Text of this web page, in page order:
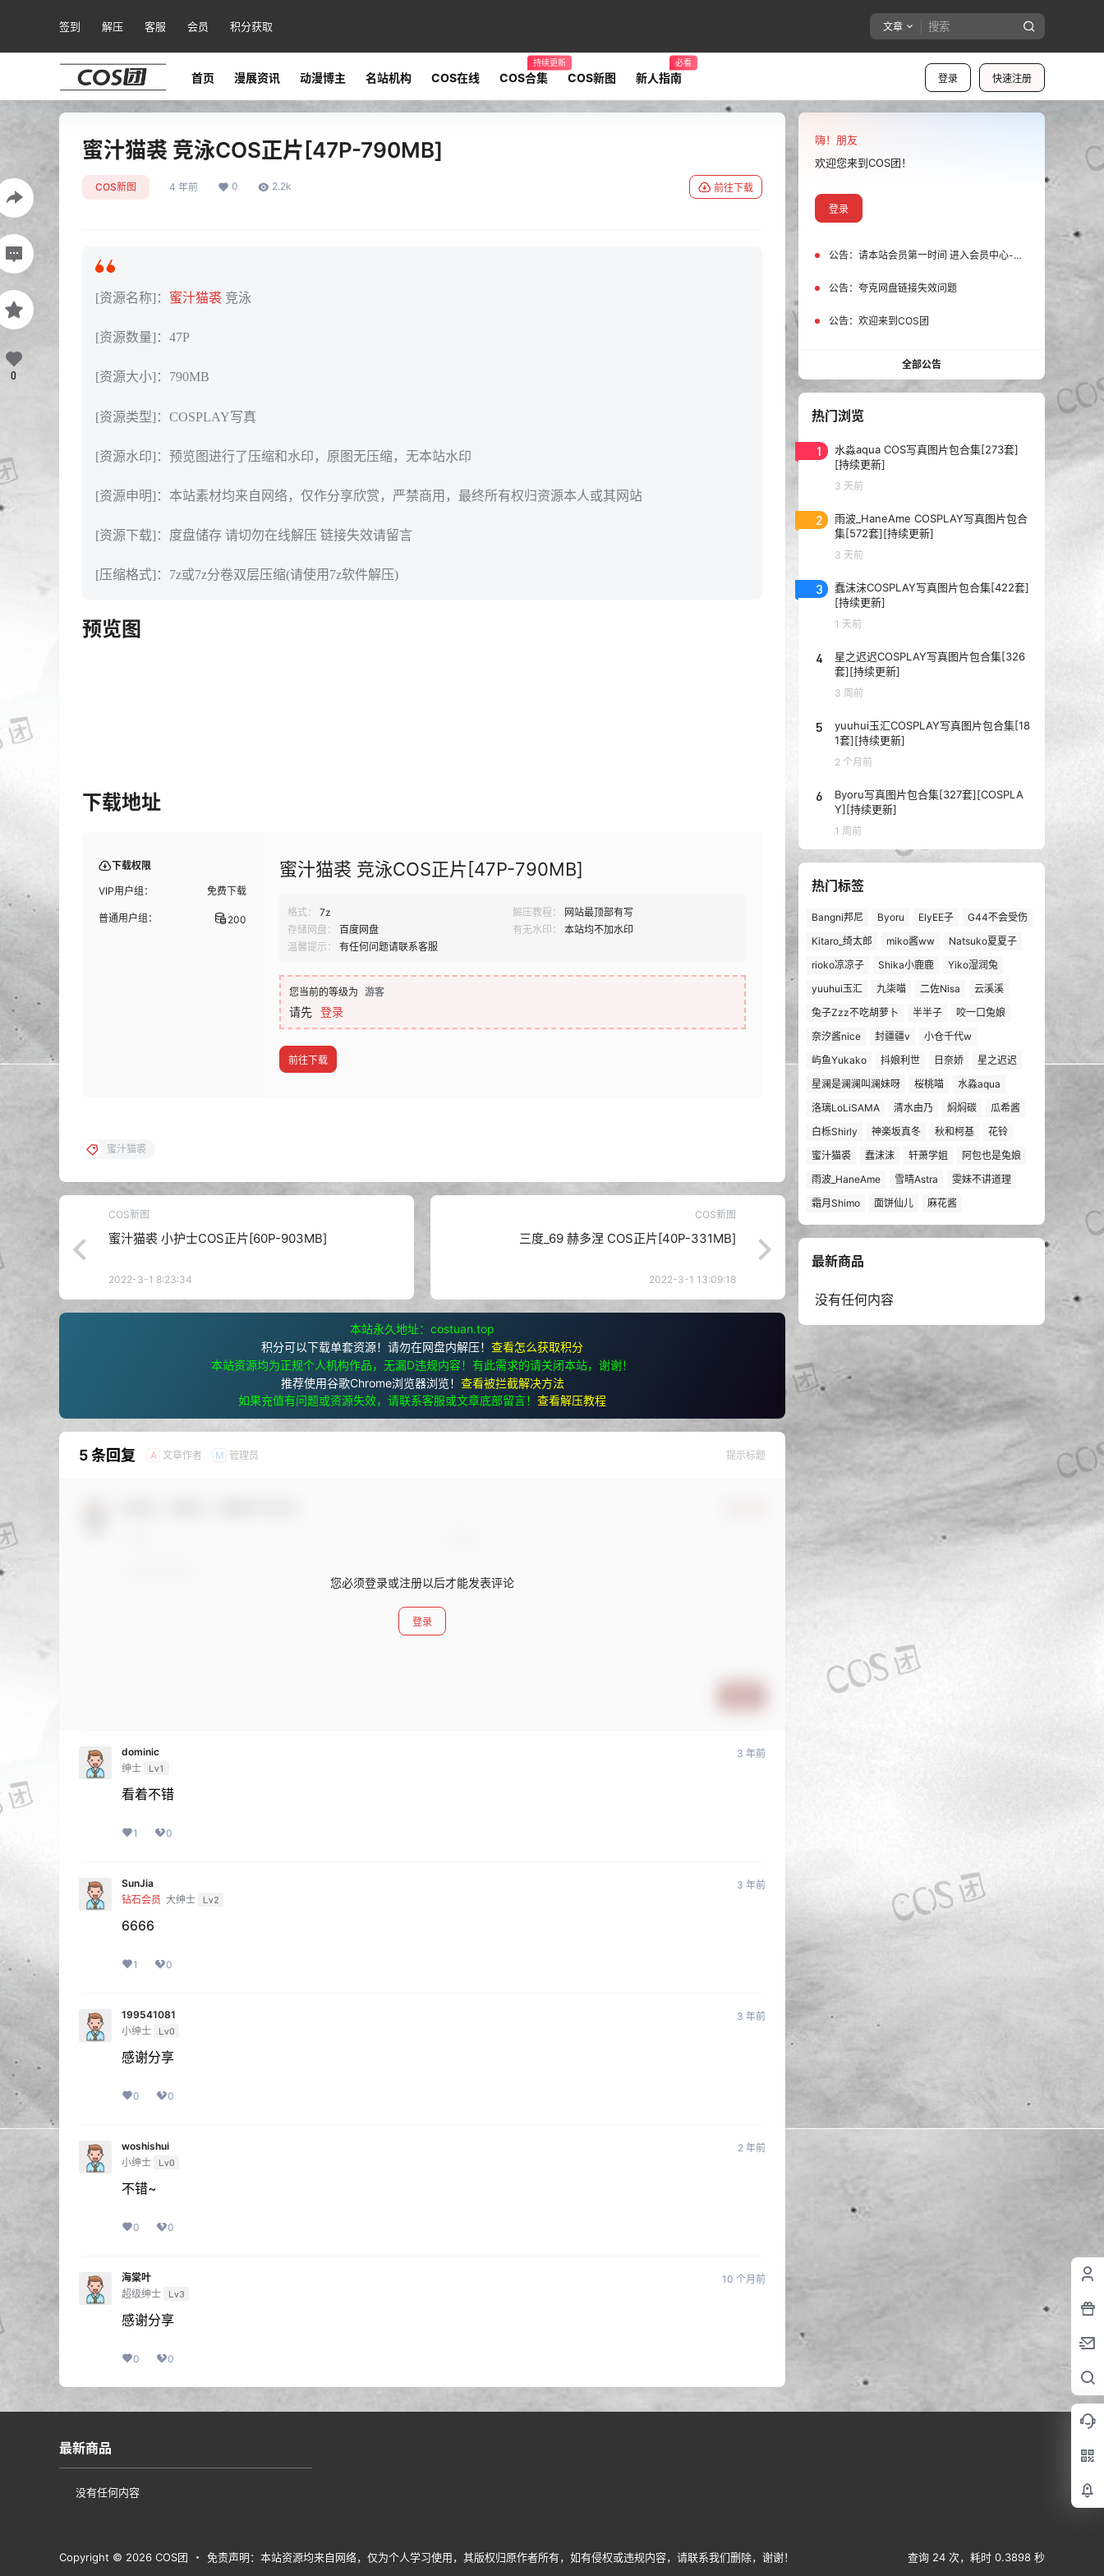
签到 解压 客服 会员 积分获取 文章
登录 快速注册
首页 漫展资讯 动漫博主 名站机构 COS在线 COS合集
持续更新
COS新图 新人指南
必看
蜜汁猫裘 竞泳COS正片[47P-790MB]
COS新图 4 年前 0 2.2k 前往下载
[资源名称]： 蜜汁猫裘 竞泳
[资源数量]：47P
[资源大小]：790MB
[资源类型]：COSPLAY写真
[资源水印]：预览图进行了压缩和水印，原图无压缩，无本站水印
[资源申明]：本站素材均来自网络，仅作分享欣赏，严禁商用，最终所有权归资源本人或其网站
[资源下载]：度盘储存 请切勿在线解压 链接失效请留言
[压缩格式]：7z或7z分卷双层压缩(请使用7z软件解压)
预览图
下载地址
下载权限
VIP用户组： 免费下载
普通用户组： 200
蜜汁猫裘 竞泳COS正片[47P-790MB]
格式： 7z 解压教程：
网站最顶部有写
存储网盘：
百度网盘 有无水印：
本站均不加水印
温馨提示：
有任何问题请联系客服
您当前的等级为 游客
请先 登录
前往下载
0
蜜汁猫裘
COS新图
蜜汁猫裘 小护士COS正片[60P-903MB]
2022-3-1 8:23:34
COS新图
三度_69 赫多涅 COS正片[40P-331MB]
2022-3-1 13:09:18
本站永久地址：costuan.top
积分可以下载单套资源！请勿在网盘内解压！ 查看怎么获取积分
本站资源均为正规个人机构作品，无漏D违规内容！有此需求的请关闭本站，谢谢！
推荐使用谷歌Chrome浏览器浏览！ 查看被拦截解决方法
如果充值有问题或资源失效，请联系客服或文章底部留言！ 查看解压教程
5 条回复 A 文章作者 M 管理员 提示标题
您必须登录或注册以后才能发表评论
登录
dominic
绅士 Lv1
3 年前
看着不错
1 0
SunJia
钻石会员 大绅士 Lv2
3 年前
6666
1 0
199541081
小绅士 Lv0
3 年前
感谢分享
0 0
woshishui
小绅士 Lv0
2 年前
不错~
0 0
海棠叶
超级绅士 Lv3
10 个月前
感谢分享
0 0
嗨！朋友
欢迎您来到COS团！
登录
公告： 请本站会员第一时间 进入会员中心-我的设置中为您的账号绑定邮箱!
公告： 夸克网盘链接失效问题
公告： 欢迎来到COS团
全部公告
热门浏览
1
水淼aqua COS写真图片包合集[273套]
[持续更新]
3 天前
2
雨波_HaneAme COSPLAY写真图片包合
集[572套][持续更新]
3 天前
3
蠢沫沫COSPLAY写真图片包合集[422套]
[持续更新]
1 天前
4
星之迟迟COSPLAY写真图片包合集[326
套][持续更新]
3 周前
5
yuuhui玉汇COSPLAY写真图片包合集[18
1套][持续更新]
2 个月前
6
Byoru写真图片包合集[327套][COSPLA
Y][持续更新]
1 周前
热门标签
Bangni邦尼 Byoru ElyEE子
G44不会受伤
Kitaro_绮太郎
miko酱ww
Natsuko夏夏子
rioko凉凉子
Shika小鹿鹿
Yiko湿润兔
yuuhui玉汇
九柒喵 二佐Nisa
云溪溪
兔子Zzz不吃胡萝卜
半半子
咬一口兔娘
奈汐酱nice
封疆疆v
小仓千代w
屿鱼Yukako
抖娘利世 日奈娇
星之迟迟
星澜是澜澜叫澜妹呀
桜桃喵
水淼aqua
洛璃LoLiSAMA
清水由乃 焖焖碳
瓜希酱
白栎Shirly
神楽坂真冬 秋和柯基
花铃
蜜汁猫裘
蠢沫沫 轩萧学姐
阿包也是兔娘
雨波_HaneAme
雪晴Astra
雯妹不讲道理
霜月Shimo
面饼仙儿 麻花酱
最新商品
没有任何内容
最新商品
没有任何内容
Copyright © 2026 COS团 ・ 免责声明：本站资源均来自网络，仅为个人学习使用，其版权归原作者所有，如有侵权或违规内容，请联系我们删除，谢谢！ 查询 24 次，耗时 0.3898 秒